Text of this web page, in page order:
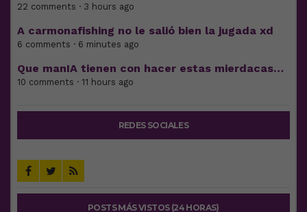
22 comments · 3 hours ago
A carmonafishing no le salió bien la jugada xd
6 comments · 6 minutes ago
Que manIA tienen con hacer estas mierdacas…
10 comments · 11 hours ago
REDES SOCIALES
POSTS MÁS VISTOS (24 HORAS)